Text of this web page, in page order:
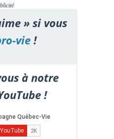
» si vous
vie!
à notre
!